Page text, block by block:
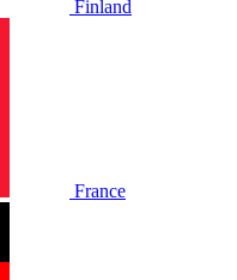
Finland
France